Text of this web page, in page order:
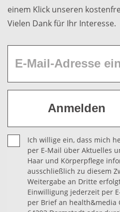
einem Klick unseren
Vielen Dank für Ihr Interesse.
Ich willige ein, dass mich
per E-Mail über Aktuelles
Haar und Körperpflege
ausschließlich zu diesem
Weitergabe an Dritte
Einwilligung jederzeit per
per Brief an health&media